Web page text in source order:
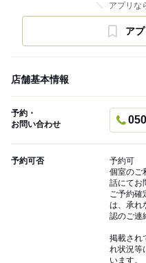
アプリな
ア
店舗基本情報
予約・
お問い合わせ
予約可否
予約可
個室のご
話にてお
ご予約確
は、承れ
認のご連
掲載され
れ状況等
います。